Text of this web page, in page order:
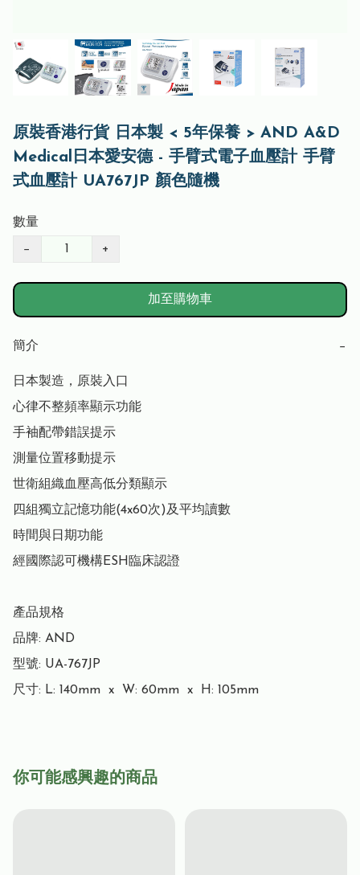
原裝香港行貨 日本製 < 5年保養 > AND A&D
Medical日本愛安德 - 手臂式電子血壓計 手臂
式血壓計 UA767JP 顏色隨機
數量
− +
加至購物車
簡介 −
日本製造，原裝入口
心律不整頻率顯示功能
手袖配帶錯誤提示
測量位置移動提示
世衛組織血壓高低分類顯示
四組獨立記憶功能(4x60次)及平均讀數
時間與日期功能
經國際認可機構ESH臨床認證
產品規格
品牌: AND
型號: UA-767JP
尺寸: L: 140mm  x  W: 60mm  x  H: 105mm
你可能感興趣的商品